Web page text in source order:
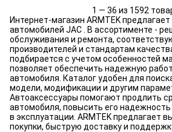
1 — 36 из 1592
Интернет-магазин ARMTEK
автомобилей JAC . В ассортименте -
обслуживания и ремонта,
производителей и стандартам
подбирается с учетом особенностей
позволяет обеспечить надежную
автомобиля. Каталог удобен для
модели, модификации и другим
Автоаксессуары помогают продлить
автомобиля, повысить его
в эксплуатации. ARMTEK предлагает
покупки, быструю доставку и